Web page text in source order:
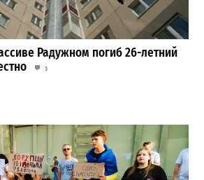
Радужном погиб 26-летний
3
и VIP-зоны: сколько придется
в Аркадии
3